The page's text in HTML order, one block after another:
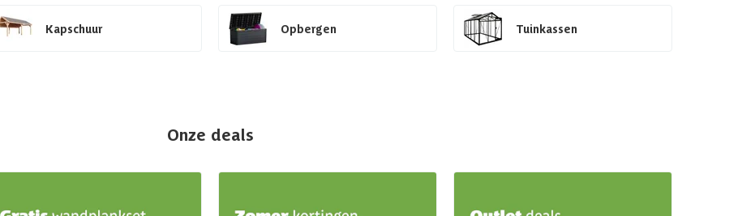
Kapschuur Opbergen Tuinkassen
Onze deals